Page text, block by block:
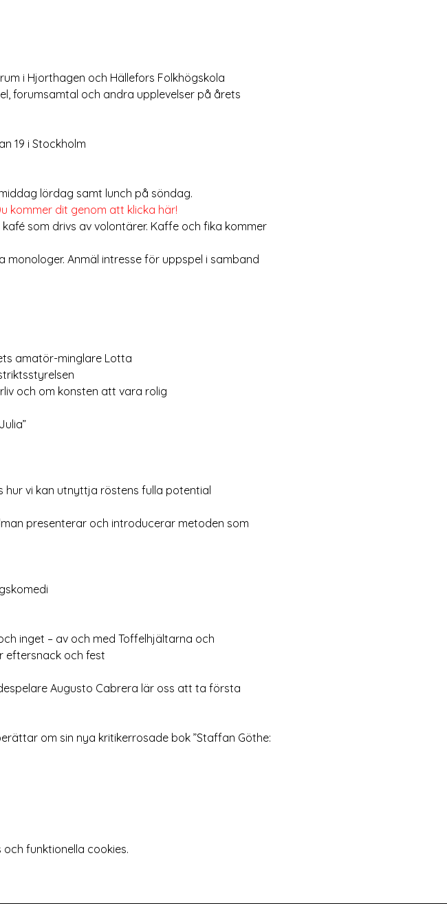
i Hjorthagen och Hällefors Folkhögskola
forumsamtal och andra upplevelser på årets
19 i Stockholm
lördag samt lunch på söndag.
kommer dit genom att klicka här!
som drivs av volontärer. Kaffe och fika kommer
Anmäl intresse för uppspel i samband
amatör-minglare Lotta
och om konsten att vara rolig
hur vi kan utnyttja röstens fulla potential
presenterar och introducerar metoden som
inget – av och med Toffelhjältarna och
eftersnack och fest
Augusto Cabrera lär oss att ta första
om sin nya kritikerrosade bok ”Staffan Göthe:
funktionella cookies.